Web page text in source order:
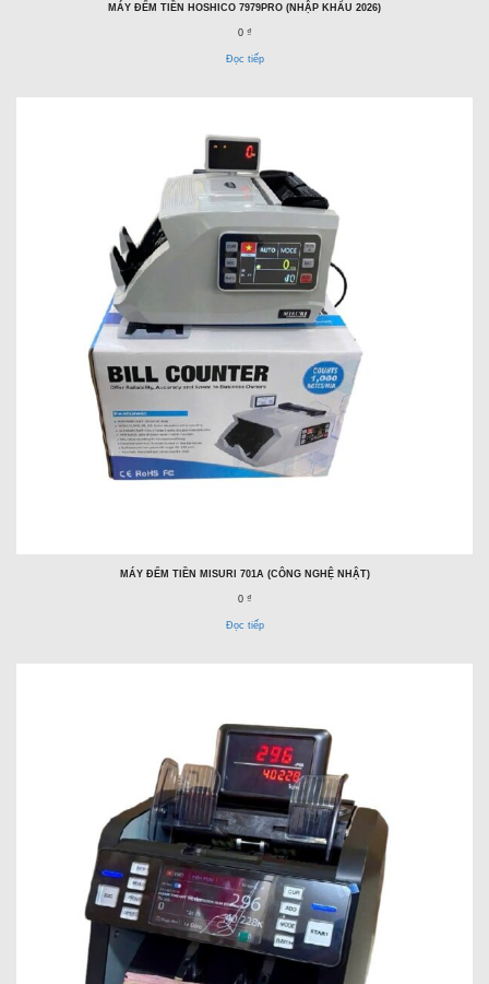
MÁY ĐẾM TIỀN HOSHICO 7979PRO (NHẬP KHẨU 2026)
0 ₫
Đọc tiếp
MÁY ĐẾM TIỀN MISURI 701A (CÔNG NGHỆ NHẬT)
0 ₫
Đọc tiếp